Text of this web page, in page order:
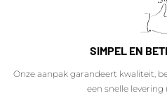
SIMPEL EN
Onze aanpak garandeert kwaliteit,
een snelle levering